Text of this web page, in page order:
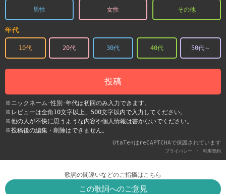
男性 女性 その他
年代
10代 20代 30代 40代 50代～
投稿
※ニックネーム･性別･年代は初回のみ入力できます。
※レビューは全角10文字以上、500文字以内で入力してください。
※他の人が不快に思うような内容や個人情報は書かないでください。
※投稿後の編集・削除はできません。
UtaTenはreCAPTCHAで保護されています
プライバシー - 利用契約
歌詞の間違いなどのご指摘はこちら
この歌詞へのご意見